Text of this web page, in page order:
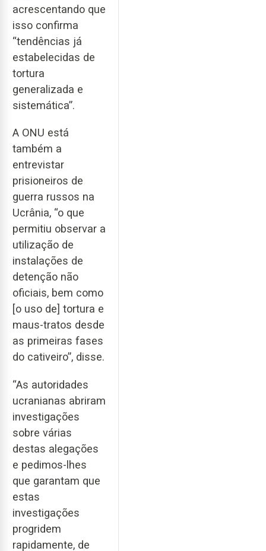
acrescentando que
isso confirma
“tendências já
estabelecidas de
tortura
generalizada e
sistemática”.
A ONU está
também a
entrevistar
prisioneiros de
guerra russos na
Ucrânia, “o que
permitiu observar a
utilização de
instalações de
detenção não
oficiais, bem como
[o uso de] tortura e
maus-tratos desde
as primeiras fases
do cativeiro”, disse.
“As autoridades
ucranianas abriram
investigações
sobre várias
destas alegações
e pedimos-lhes
que garantam que
estas
investigações
progridem
rapidamente, de